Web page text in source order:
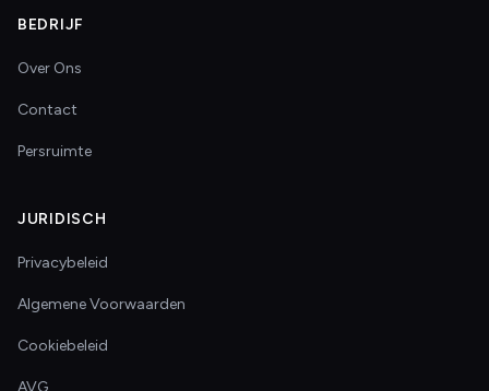
BEDRIJF
Over Ons
Contact
Persruimte
JURIDISCH
Privacybeleid
Algemene Voorwaarden
Cookiebeleid
AVG